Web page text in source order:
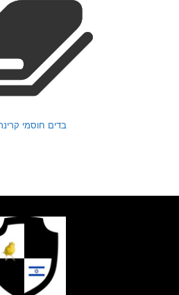
בדים חוסמי קרינת רדיו